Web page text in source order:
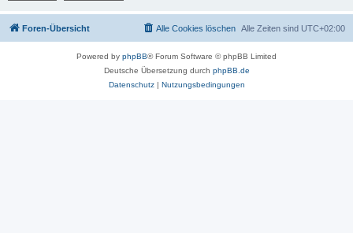
Foren-Übersicht Alle Zeiten sind UTC+02:00
Alle Cookies löschen
Powered by phpBB® Forum Software © phpBB Limited
Deutsche Übersetzung durch phpBB.de
Datenschutz| Nutzungsbedingungen